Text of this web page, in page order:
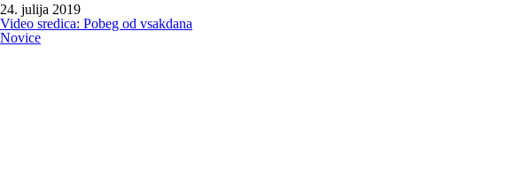
24. julija 2019
Video sredica: Pobeg od vsakdana
Novice